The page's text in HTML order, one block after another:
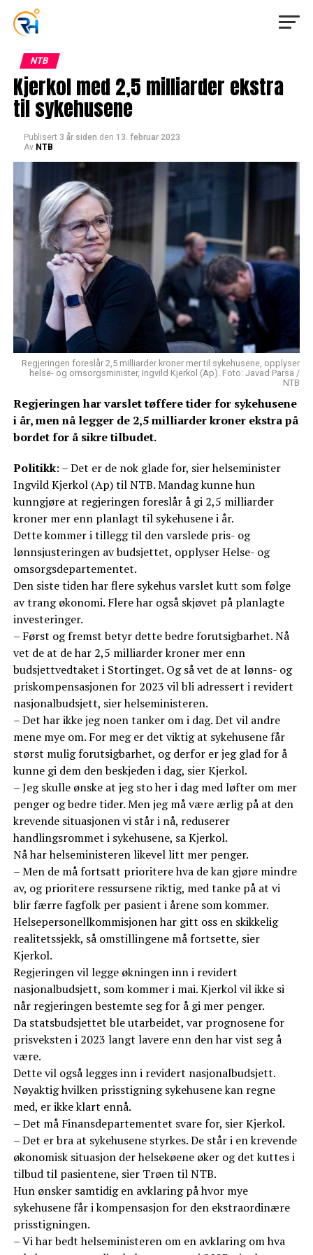
NTB
Kjerkol med 2,5 milliarder ekstra
til sykehusene
Publisert 3 år siden den 13. februar 2023
Av NTB
Regjeringen foreslår 2,5 milliarder kroner mer til sykehusene, opplyser
helse- og omsorgsminister, Ingvild Kjerkol (Ap). Foto: Javad Parsa /
NTB
Regjeringen har varslet tøffere tider for sykehusene
i år, men nå legger de 2,5 milliarder kroner ekstra på
bordet for å sikre tilbudet.
Politikk: – Det er de nok glade for, sier helseminister
Ingvild Kjerkol (Ap) til NTB. Mandag kunne hun
kunngjøre at regjeringen foreslår å gi 2,5 milliarder
kroner mer enn planlagt til sykehusene i år.
Dette kommer i tillegg til den varslede pris- og
lønnsjusteringen av budsjettet, opplyser Helse- og
omsorgsdepartementet.
Den siste tiden har flere sykehus varslet kutt som følge
av trang økonomi. Flere har også skjøvet på planlagte
investeringer.
– Først og fremst betyr dette bedre forutsigbarhet. Nå
vet de at de har 2,5 milliarder kroner mer enn
budsjettvedtaket i Stortinget. Og så vet de at lønns- og
priskompensasjonen for 2023 vil bli adressert i revidert
nasjonalbudsjett, sier helseministeren.
– Det har ikke jeg noen tanker om i dag. Det vil andre
mene mye om. For meg er det viktig at sykehusene får
størst mulig forutsigbarhet, og derfor er jeg glad for å
kunne gi dem den beskjeden i dag, sier Kjerkol.
– Jeg skulle ønske at jeg sto her i dag med løfter om mer
penger og bedre tider. Men jeg må være ærlig på at den
krevende situasjonen vi står i nå, reduserer
handlingsrommet i sykehusene, sa Kjerkol.
Nå har helseministeren likevel litt mer penger.
– Men de må fortsatt prioritere hva de kan gjøre mindre
av, og prioritere ressursene riktig, med tanke på at vi
blir færre fagfolk per pasient i årene som kommer.
Helsepersonellkommisjonen har gitt oss en skikkelig
realitetssjekk, så omstillingene må fortsette, sier
Kjerkol.
Regjeringen vil legge økningen inn i revidert
nasjonalbudsjett, som kommer i mai. Kjerkol vil ikke si
når regjeringen bestemte seg for å gi mer penger.
Da statsbudsjettet ble utarbeidet, var prognosene for
prisveksten i 2023 langt lavere enn den har vist seg å
være.
Dette vil også legges inn i revidert nasjonalbudsjett.
Nøyaktig hvilken prisstigning sykehusene kan regne
med, er ikke klart ennå.
– Det må Finansdepartementet svare for, sier Kjerkol.
– Det er bra at sykehusene styrkes. De står i en krevende
økonomisk situasjon der helsekøene øker og det kuttes i
tilbud til pasientene, sier Trøen til NTB.
Hun ønsker samtidig en avklaring på hvor mye
sykehusene får i kompensasjon for den ekstraordinære
prisstigningen.
– Vi har bedt helseministeren om en avklaring om hva